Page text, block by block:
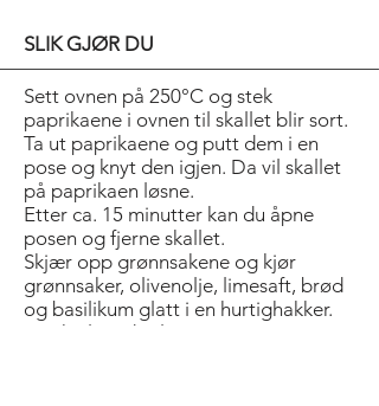
SLIK GJØR DU
Sett ovnen på 250°C og stek
paprikaene i ovnen til skallet blir sort.
Ta ut paprikaene og putt dem i en
pose og knyt den igjen. Da vil skallet
på paprikaen løsne.
Etter ca. 15 minutter kan du åpne
posen og fjerne skallet.
Skjær opp grønnsakene og kjør
grønnsaker, olivenolje, limesaft, brød
og basilikum glatt i en hurtighakker.
Smak til med salt og pepper.